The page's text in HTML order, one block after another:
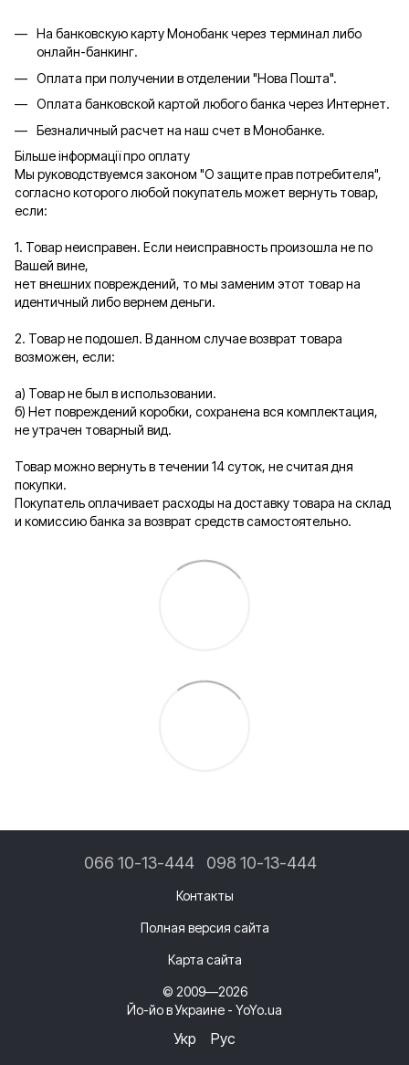
На банковскую карту Монобанк через терминал либо
онлайн-банкинг.
Оплата при получении в отделении "Нова Пошта".
Оплата банковской картой любого банка через Интернет.
Безналичный расчет на наш счет в Монобанке.
Більше інформації про оплату
Мы руководствуемся законом "О защите прав потребителя",
согласно которого любой покупатель может вернуть товар,
если:
1. Товар неисправен. Если неисправность произошла не по
Вашей вине,
нет внешних повреждений, то мы заменим этот товар на
идентичный либо вернем деньги.
2. Товар не подошел. В данном случае возврат товара
возможен, если:
а) Товар не был в использовании.
б) Нет повреждений коробки, сохранена вся комплектация,
не утрачен товарный вид.
Товар можно вернуть в течении 14 суток, не считая дня
покупки.
Покупатель оплачивает расходы на доставку товара на склад
и комиссию банка за возврат средств самостоятельно.
066 10-13-444 098 10-13-444
Контакты
Полная версия сайта
Карта сайта
© 2009—2026
Йо-йо в Украине - YoYo.ua
Укр Рус